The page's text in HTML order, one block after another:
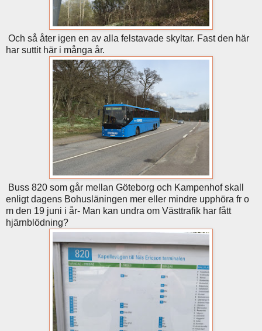
Och så åter igen en av alla felstavade skyltar. Fast den här
har suttit här i många år.
Buss 820 som går mellan Göteborg och Kampenhof skall
enligt dagens Bohusläningen mer eller mindre upphöra fr o
m den 19 juni i år- Man kan undra om Västtrafik har fått
hjärnblödning?